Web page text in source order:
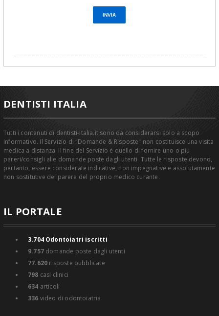
DENTISTI ITALIA
Tutti i contenuti di dentisti-italia.it sono da considerarsi solo a scopo
informativo. Il Servizio di "Domande & Risposte" non costituisce una visita
medica a distanza. Il fine del Servizio è quello di fornire uno o più
pareri/consigli alle domande poste dagli utenti. Tutte le risposte devono,
pertanto, essere considerate indicative, non impegnative e assolutamente
non sostitutive del parere del proprio medico curante.
IL PORTALE
3.704Odontoiatri iscritti
9.757domande poste dagli utenti
77.620 risposte pubblicate
798 casi clinici
634 articoli
336 video di odontoiatria